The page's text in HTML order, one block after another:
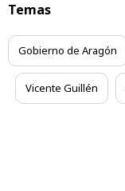
Temas
Gobierno de Aragón
Vicente Guillén